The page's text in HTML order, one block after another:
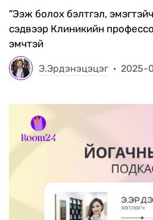
"Ээж болох бэлтгэл,
сэдвээр Клиникийн
эмчтэй
Э.Эрдэнэцэцэг · 2025-